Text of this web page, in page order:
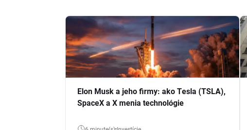
Elon Musk a jeho firmy: ako Tesla (TSLA),
SpaceX a X menia technológie